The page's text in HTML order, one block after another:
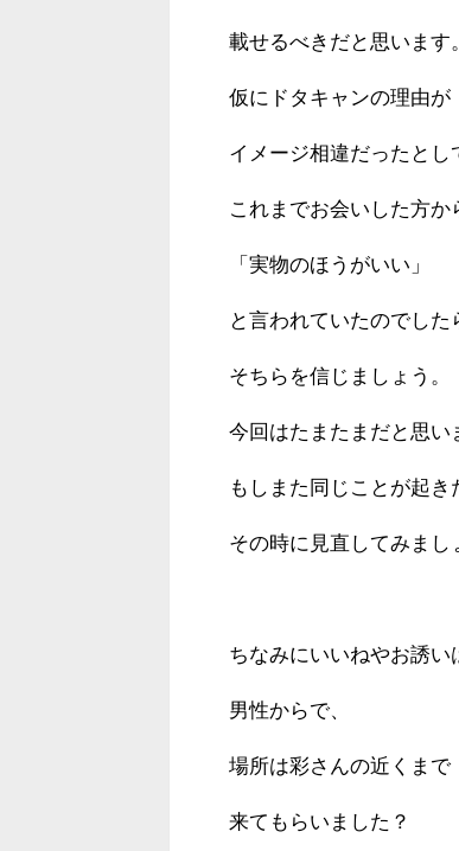
載せるべきだと思います。
仮にドタキャンの理由が
イメージ相違だったとし
これまでお会いした方か
「実物のほうがいい」
と言われていたのでした
そちらを信じましょう。
今回はたまたまだと思い
もしまた同じことが起き
その時に見直してみまし
ちなみにいいねやお誘い
男性からで、
場所は彩さんの近くまで
来てもらいました？